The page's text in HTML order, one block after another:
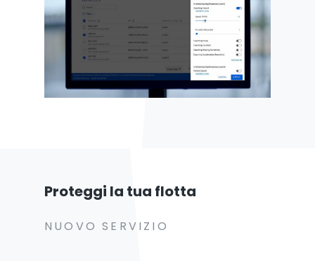
Proteggi la tua flotta
NUOVO SERVIZIO